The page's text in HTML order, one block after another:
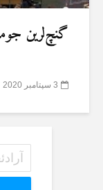
گنچ‌لرین
3 سپتامبر 2020